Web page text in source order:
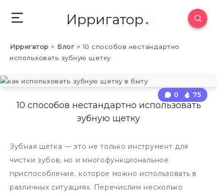
Ирригатор
Ирригатор > Блог>10 способов нестандартно
использовать зубную щетку
10 способов нестандартно использовать
зубную щетку
0 75
Зубная щётка — это не только инструмент для
чистки зубов, но и многофункциональное
приспособление, которое можно использовать в
различных ситуациях. Перечислим несколько